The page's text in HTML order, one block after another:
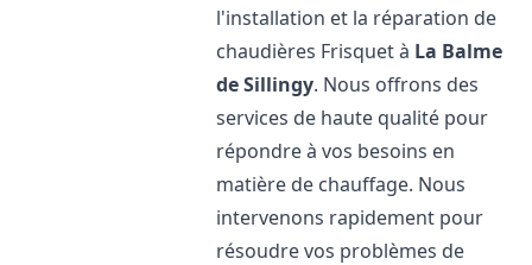
l'installation et la réparation de
chaudières Frisquet à La Balme
de Sillingy. Nous offrons des
services de haute qualité pour
répondre à vos besoins en
matière de chauffage. Nous
intervenons rapidement pour
résoudre vos problèmes de